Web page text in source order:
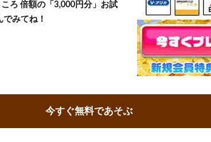
ろ 倍額の「3,000円分」お試
みてね！
今すぐ無料であそぶ